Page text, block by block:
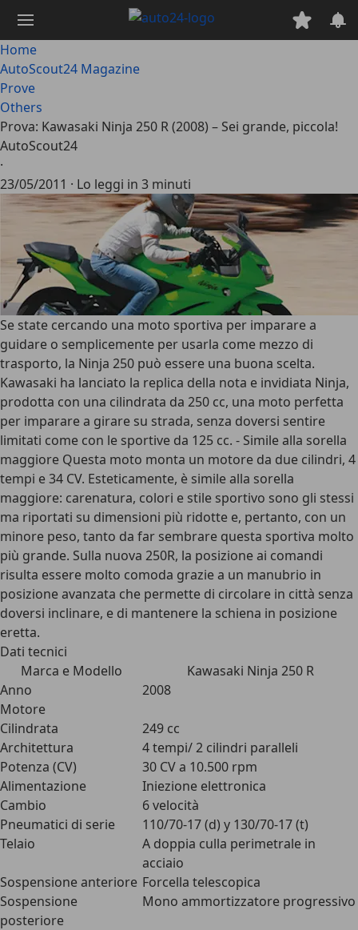
contenuto
principale
Home
AutoScout24 Magazine
Prove
Others
Prova: Kawasaki Ninja 250 R (2008) – Sei grande, piccola!
AutoScout24
·
23/05/2011 · Lo leggi in 3 minuti
Se state cercando una moto sportiva per imparare a
guidare o semplicemente per usarla come mezzo di
trasporto, la Ninja 250 può essere una buona scelta.
Kawasaki ha lanciato la replica della nota e invidiata Ninja,
prodotta con una cilindrata da 250 cc, una moto perfetta
per imparare a girare su strada, senza doversi sentire
limitati come con le sportive da 125 cc. - Simile alla sorella
maggiore Questa moto monta un motore da due cilindri, 4
tempi e 34 CV. Esteticamente, è simile alla sorella
maggiore: carenatura, colori e stile sportivo sono gli stessi
ma riportati su dimensioni più ridotte e, pertanto, con un
minore peso, tanto da far sembrare questa sportiva molto
più grande. Sulla nuova 250R, la posizione ai comandi
risulta essere molto comoda grazie a un manubrio in
posizione avanzata che permette di circolare in città senza
doversi inclinare, e di mantenere la schiena in posizione
eretta.
Dati tecnici
Marca e Modello
Kawasaki Ninja 250 R
Anno
2008
Motore
Cilindrata
249 cc
Architettura
4 tempi/ 2 cilindri paralleli
Potenza (CV)
30 CV a 10.500 rpm
Alimentazione
Iniezione elettronica
Cambio
6 velocità
Pneumatici di serie
110/70-17 (d) y 130/70-17 (t)
Telaio
A doppia culla perimetrale in
acciaio
Sospensione anteriore Forcella telescopica
Sospensione
posteriore
Mono ammortizzatore progressivo